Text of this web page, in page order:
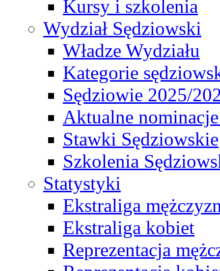
Kursy i szkolenia
Wydział Sędziowski
Władze Wydziału
Kategorie
Sędziowie 2025/
Aktualne
Stawki Sędziowskie
Szkolenia
Statystyki
Ekstraliga
Ekstraliga kobiet
Reprezentacja